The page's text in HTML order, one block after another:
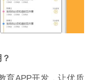
育APP开发，让优质